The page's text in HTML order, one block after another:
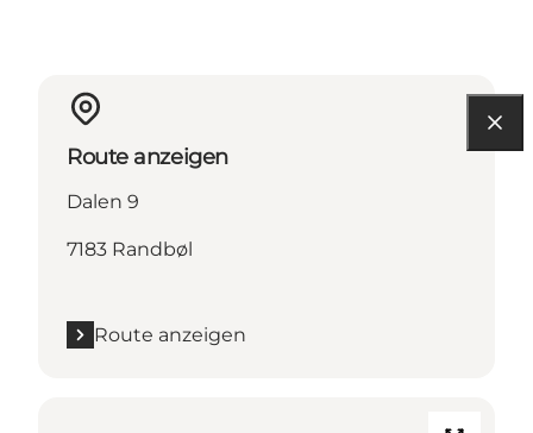
Route anzeigen
Dalen 9
7183 Randbøl
Route anzeigen